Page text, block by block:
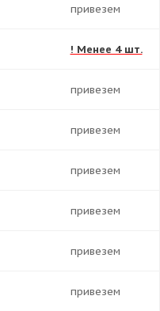
Привезем
! Менее 4 шт.
Привезем
Привезем
Привезем
Привезем
Привезем
Привезем